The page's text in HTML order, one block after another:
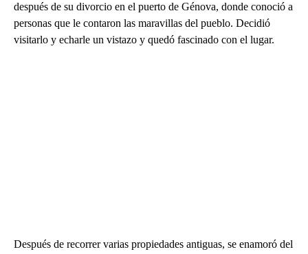
después de su divorcio en el puerto de Génova, donde conoció a
personas que le contaron las maravillas del pueblo. Decidió
visitarlo y echarle un vistazo y quedó fascinado con el lugar.
Después de recorrer varias propiedades antiguas, se enamoró del